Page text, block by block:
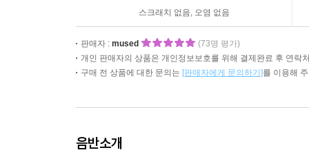
스크래치 없음, 오염 없음
판매자 : mused
(73명 평가)
개인 판매자의 상품은 개인정보보호를 위해 결제완료 후 연락
구매 전 상품에 대한 문의는 [판매자에게 문의하기]를 이용해
음반소개